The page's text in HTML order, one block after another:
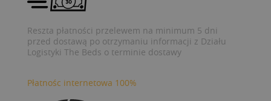
Reszta płatności przelewem na minimum 5 dni
przed dostawą po otrzymaniu informacji z Działu
Logistyki The Beds o terminie dostawy
Płatnośc internetowa 100%